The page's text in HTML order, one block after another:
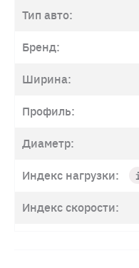
Тип авто:
Бренд:
Ширина:
Профиль:
Диаметр:
Индекс нагрузки:
Индекс скорости: